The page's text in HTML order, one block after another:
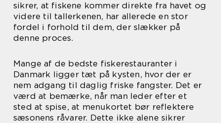
sikrer, at fiskene kommer direkte fra havet og
videre til tallerkenen, har allerede en stor
fordel i forhold til dem, der slækker på
denne proces.
Mange af de bedste fiskerestauranter i
Danmark ligger tæt på kysten, hvor der er
nem adgang til daglig friske fangster. Det er
værd at bemærke, når man leder efter et
sted at spise, at menukortet bør reflektere
sæsonens råvarer. Dette ikke alene sikrer